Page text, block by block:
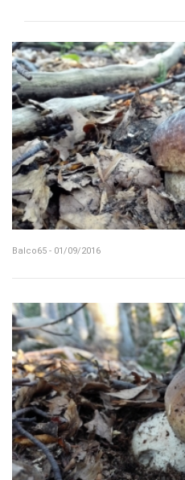
Balco65 - 01/09/2016